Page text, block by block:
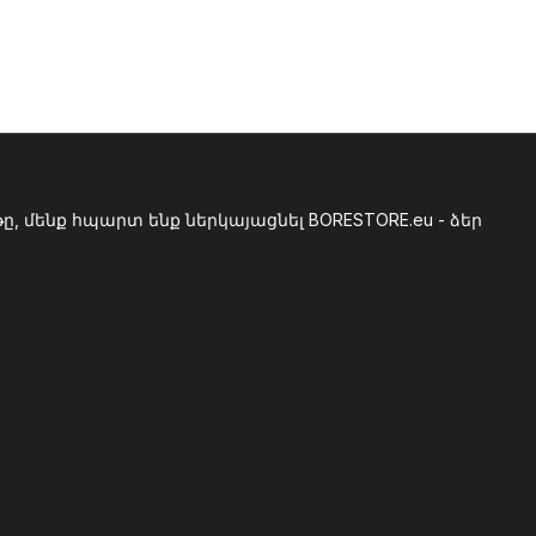
հպարտ ենք ներկայացնել BORESTORE.eu - ձեր